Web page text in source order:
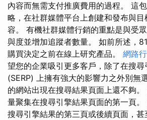
內容而無需支付推廣費用的過程。 這
略，在社群媒體平台上創建和發布與
容。 有機社群媒體行銷的重點是與受
與度並增加追蹤者數量。 如前所述，
購買決定之前在線上研究產品。 網路
望您的企業吸引更多客戶，除了在搜
(SERP) 上擁有強大的影響力之外別無
的網站出現在搜尋結果頁面上還不夠
量聚集在搜尋引擎結果頁面的第一頁
搜尋引擎結果的第三頁或後續頁面，